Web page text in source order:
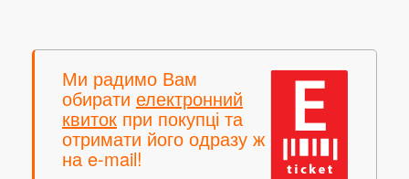
Ми радимо Вам
обирати електронний
квиток при покупці та
отримати його одразу ж
на e-mail!